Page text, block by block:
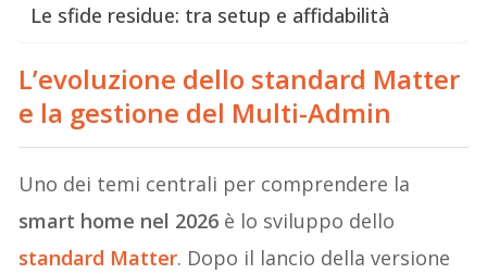
Le sfide residue: tra setup e affidabilità
L’evoluzione dello standard Matter
e la gestione del Multi-Admin
Uno dei temi centrali per comprendere la
smart home nel 2026 è lo sviluppo dello
standard Matter. Dopo il lancio della versione